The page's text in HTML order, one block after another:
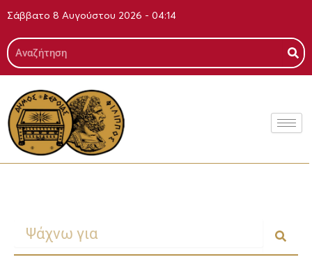
περιεχόμενο
Σάββατο 8 Αυγούστου 2026 - 04:14
Search
Search